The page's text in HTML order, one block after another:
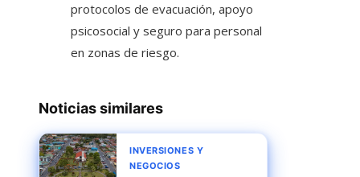
protocolos de evacuación, apoyo
psicosocial y seguro para personal
en zonas de riesgo.
Noticias similares
INVERSIONES Y
NEGOCIOS